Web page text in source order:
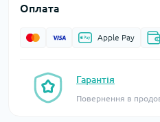
Оплата
Apple Pay
Гарантія
Повернення в